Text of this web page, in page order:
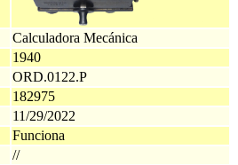
Calculadora Mecánica
1940
ORD.0122.P
182975
11/29/2022
Funciona
//